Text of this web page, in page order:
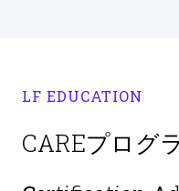
LF EDUCATION
CAREプログ